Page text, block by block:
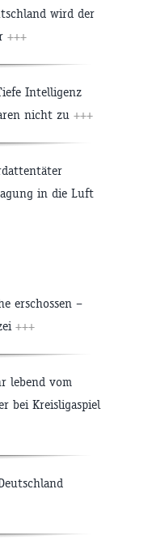
wird der
+++
Intelligenz
nicht zu +++
in die Luft
erschossen –
+++
lebend vom
bei Kreisligaspiel